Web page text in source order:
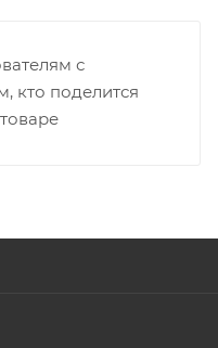
с
кто поделится